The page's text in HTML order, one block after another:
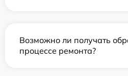
Возможно ли получать
процессе ремонта?